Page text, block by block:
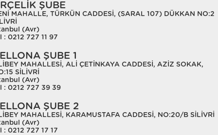
ŞUBE
MAHALLE, TÜRKÜN CADDESİ, (SARAL 107) DÜKKAN NO:2
(Avr)
: 0212 727 11 97
ŞUBE 1
MAHALLESİ, ALİ ÇETİNKAYA CADDESİ, AZİZ SOKAK,
SİLİVRİ
(Avr)
: 0212 727 39 39
ŞUBE 2
MAHALLESİ, KARAMUSTAFA CADDESİ, NO:20/B SİLİVRİ
(Avr)
: 0212 727 17 17